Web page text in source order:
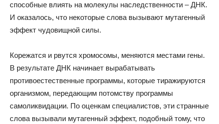
способные влиять на молекулы наследственности – ДНК.
И оказалось, что некоторые слова вызывают мутагенный
эффект чудовищной силы.
Корежатся и рвутся хромосомы, меняются местами гены.
В результате ДНК начинает вырабатывать
противоестественные программы, которые тиражируются
организмом, передающим потомству программы
самоликвидации. По оценкам специалистов, эти странные
слова вызывали мутагенный эффект, подобный тому, что